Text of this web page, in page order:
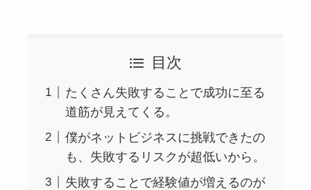
目次
たくさん失敗することで成功に至る
道筋が見えてくる。
僕がネットビジネスに挑戦できたの
も、失敗するリスクが超低いから。
失敗することで経験値が増えるのが